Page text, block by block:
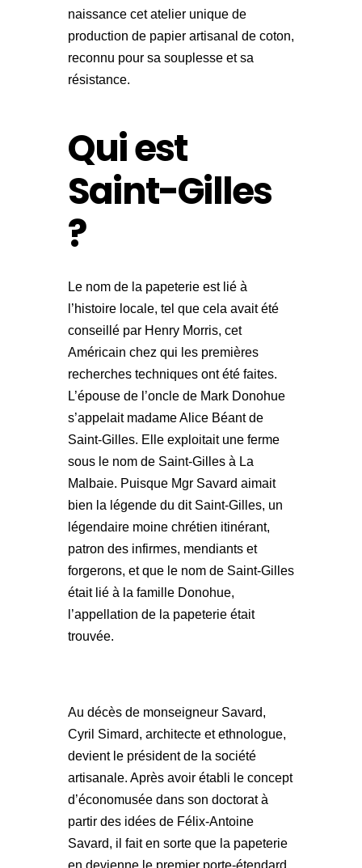
naissance cet atelier unique de
production de papier artisanal de coton,
reconnu pour sa souplesse et sa
résistance.
Qui est
Saint-Gilles
?
Le nom de la papeterie est lié à
l’histoire locale, tel que cela avait été
conseillé par Henry Morris, cet
Américain chez qui les premières
recherches techniques ont été faites.
L’épouse de l’oncle de Mark Donohue
s’appelait madame Alice Béant de
Saint-Gilles. Elle exploitait une ferme
sous le nom de Saint-Gilles à La
Malbaie. Puisque Mgr Savard aimait
bien la légende du dit Saint-Gilles, un
légendaire moine chrétien itinérant,
patron des infirmes, mendiants et
forgerons, et que le nom de Saint-Gilles
était lié à la famille Donohue,
l’appellation de la papeterie était
trouvée.
Au décès de monseigneur Savard,
Cyril Simard, architecte et ethnologue,
devient le président de la société
artisanale. Après avoir établi le concept
d’économusée dans son doctorat à
partir des idées de Félix-Antoine
Savard, il fait en sorte que la papeterie
en devienne le premier porte-étendard.